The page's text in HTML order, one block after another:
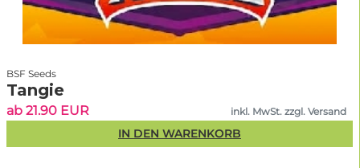
BSF Seeds
Tangie
ab 21.90 EUR inkl. MwSt. zzgl. Versand
IN DEN WARENKORB